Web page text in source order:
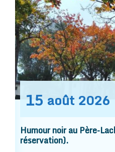
15 août 2026
Humour noir au Père-
réservation).